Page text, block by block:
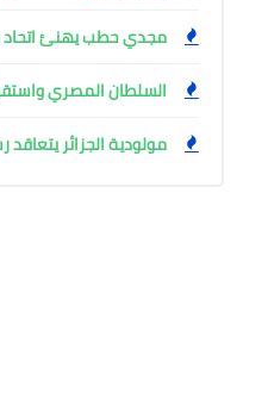
مجدي حطب يهنئ اتحاد كرة اليد
السلطان المصري
مولودية الجزائر